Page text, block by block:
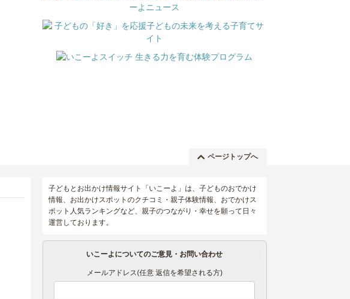
ページトップへ
子どもとお出かけ情報サイト「いこーよ」は、子どものおでかけ
情報、お出かけスポットのクチコミ・親子体験情報、おでかけス
ポット人気ランキングなど、親子のつながり・幸せを願って日々
運営しております。
いこーよについてのご意見・お問い合わせ
メールアドレス(任意 返信を希望される方)